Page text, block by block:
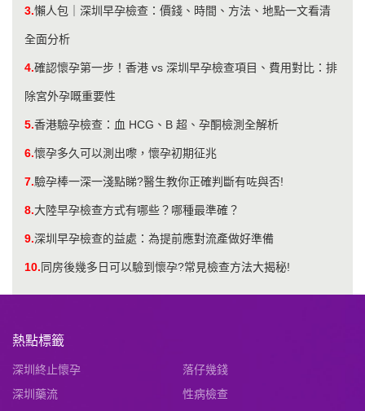
3.懶人包｜深圳早孕檢查：價錢、時間、方法、地點一文看清
全面分析
4.確認懷孕第一步！香港 vs 深圳早孕檢查項目、費用對比：排
除宮外孕嘅重要性
5.香港驗孕檢查：血 HCG、B 超、孕酮檢測全解析
6.懷孕多久可以測出嚟，懷孕初期征兆
7.驗孕棒一深一淺點睇?醫生教你正確判斷有咗與否!
8.大陸早孕檢查方式有哪些？哪種最準確？
9.深圳早孕檢查的益處：為提前應對流產做好準備
10.同房後幾多日可以驗到懷孕?常見檢查方法大揭秘!
熱點標籤
深圳終止懷孕
落仔幾錢
深圳藥流
性病檢查